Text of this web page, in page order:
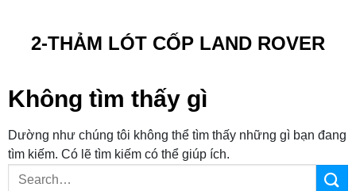
2-THẢM LÓT CỐP LAND ROVER
Không tìm thấy gì
Dường như chúng tôi không thể tìm thấy những gì bạn đang
tìm kiếm. Có lẽ tìm kiếm có thể giúp ích.